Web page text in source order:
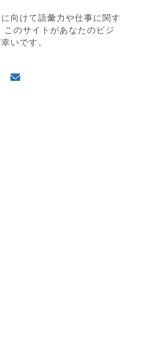
向けて語彙力や仕事に関す
このサイトがあなたのビジ
いです。